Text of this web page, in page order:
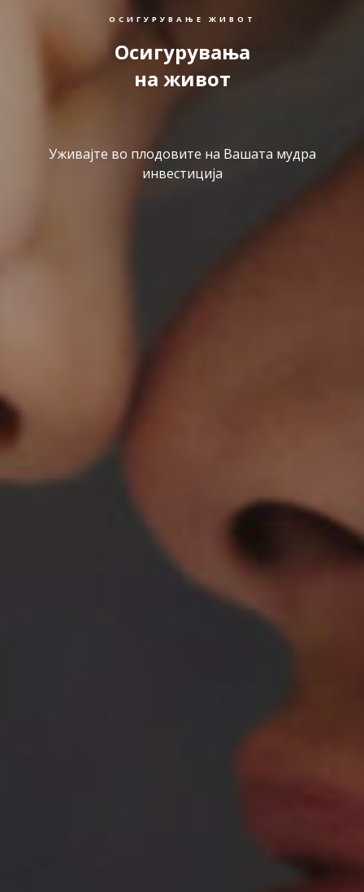
ОСИГУРУВАЊЕ ЖИВОТ
Осигурувања
на живот
Уживајте во плодовите на Вашата мудра
инвестиција